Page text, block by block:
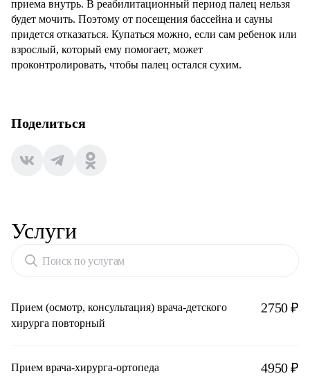
приема внутрь. В реабилитационный период палец нельзя
будет мочить. Поэтому от посещения бассейна и сауны
придется отказаться. Купаться можно, если сам ребенок или
взрослый, который ему помогает, может
проконтролировать, чтобы палец остался сухим.
Поделиться
Услуги
Поиск по услугам
Прием (осмотр, консультация) врача-детского
хирурга повторный
2750 ₽
Прием врача-хирурга-ортопеда 4950 ₽